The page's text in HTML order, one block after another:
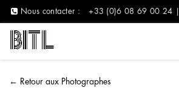
Nous contacter : +33 (0)6 08 69 00 24 |
← Retour aux Photographes